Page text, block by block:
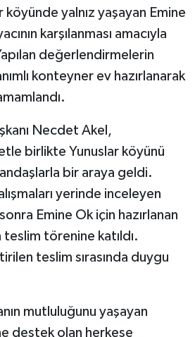
köyünde yalnız yaşayan Emine
karşılanması amacıyla
değerlendirmelerin
konteyner ev hazırlanarak
Necdet Akel,
birlikte Yunuslar köyünü
bir araya geldi.
yerinde inceleyen
Emine Ok için hazırlanan
teslim törenine katıldı.
teslim sırasında duygu
mutluluğunu yaşayan
destek olan herkese